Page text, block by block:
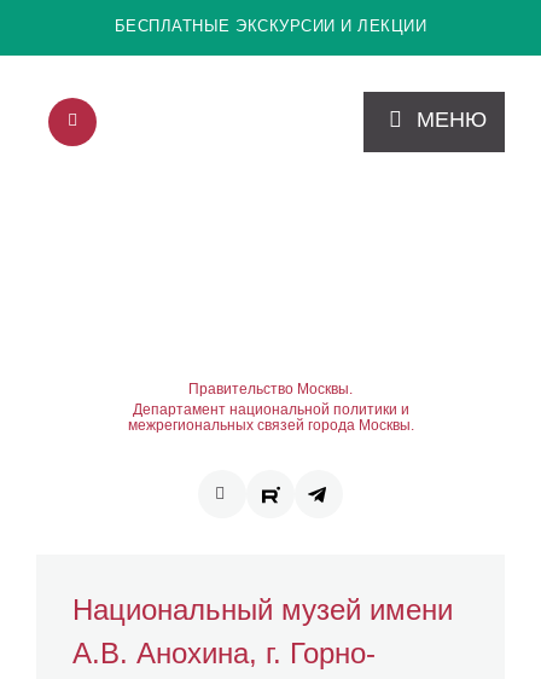
БЕСПЛАТНЫЕ ЭКСКУРСИИ И ЛЕКЦИИ
МЕНЮ
Правительство Москвы.
Департамент национальной политики и
межрегиональных связей города Москвы.
Национальный музей имени
А.В. Анохина, г. Горно-